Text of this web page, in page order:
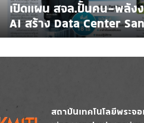
เปิดแผน สจล.ปั้นคน-พลัง
AI สร้าง Data Center
Image Image